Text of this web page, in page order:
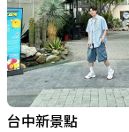
台中新景點